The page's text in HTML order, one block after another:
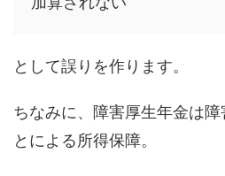
として誤りを作ります。
ちなみに、障害厚生年金は
とによる所得保障。